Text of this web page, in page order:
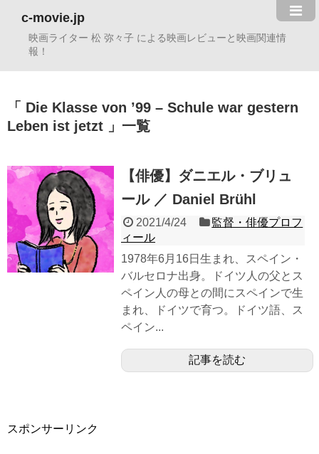
c-movie.jp
映画ライター 松 弥々子 による映画レビューと映画関連情
報！
Die Klasse von ’99 – Schule war gestern
Leben ist jetzt
一覧
【俳優】ダニエル・ブリュ
ール ／ Daniel Brühl
2021/4/24
監督・俳優プロフ
ィール
1978年6月16日生まれ、スペイン・
バルセロナ出身。ドイツ人の父とス
ペイン人の母との間にスペインで生
まれ、ドイツで育つ。ドイツ語、ス
ペイン...
記事を読む
スポンサーリンク